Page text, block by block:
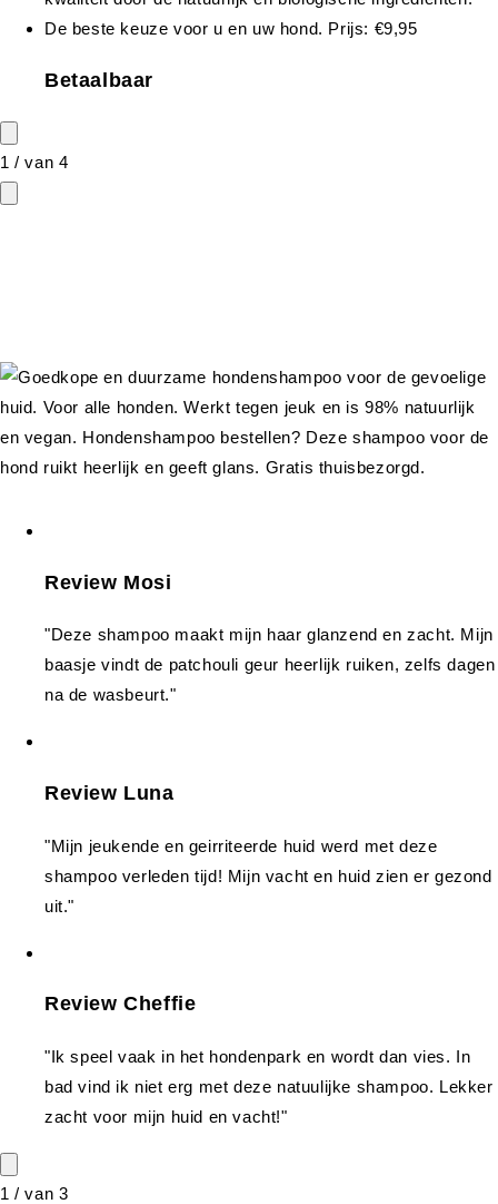
Betaalbaar
1 /van 4
Review Mosi
"Deze shampoo maakt mijn haar glanzend en zacht. Mijn
baasje vindt de patchouli geur heerlijk ruiken, zelfs dagen
na de wasbeurt."
Review Luna
"Mijn jeukende en geirriteerde huid werd met deze
shampoo verleden tijd! Mijn vacht en huid zien er gezond
uit."
Review Cheffie
"Ik speel vaak in het hondenpark en wordt dan vies. In
bad vind ik niet erg met deze natuulijke shampoo. Lekker
zacht voor mijn huid en vacht!"
1 /van 3